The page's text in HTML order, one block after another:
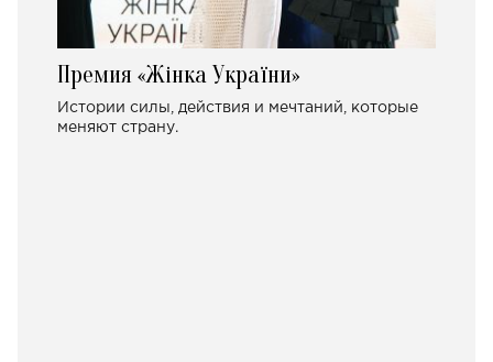
Премия «Жінка України»
Истории силы, действия и мечтаний, которые
меняют страну.